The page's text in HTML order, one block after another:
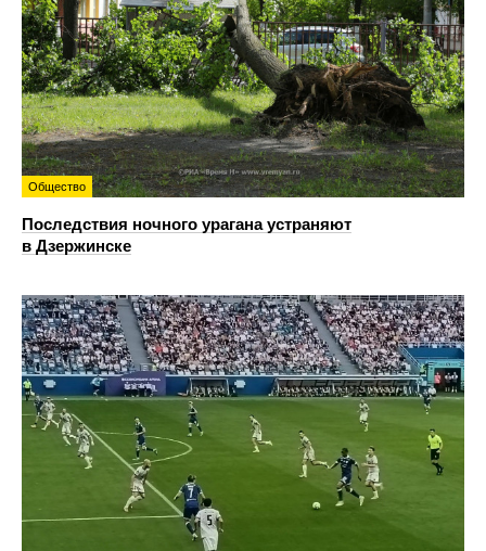
Общество
Последствия ночного урагана устраняют
в Дзержинске